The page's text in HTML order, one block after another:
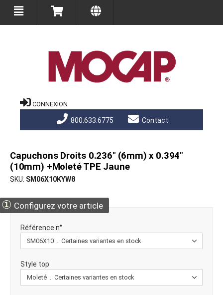
CONNEXION
800.633.6775 Contact
Capuchons Droits 0.236" (6mm) x 0.394"
(10mm) +Moleté TPE Jaune
SKU SM06X10KYW8
① Configurez votre article
Référence n°
Style top